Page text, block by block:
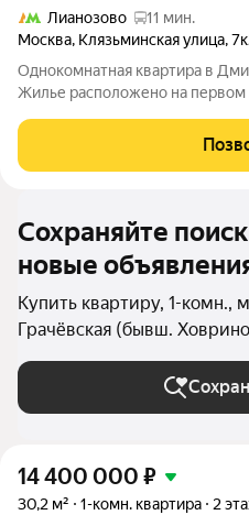
Лианозово
11 мин.
Москва, Клязьминская улица,
Однокомнатная квартира в
Жилье расположено на первом
изготовлен из массива дуба,
бытовая техника. В комнате
Сохраняйте
новые
Купить квартиру, 1-комн.,
Грачёвская (бывш.
14 400 000 ₽
30,2 м² 1-комн. квартира 2